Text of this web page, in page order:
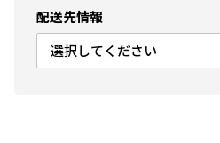
配送先情報